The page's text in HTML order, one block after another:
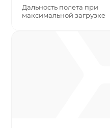
Дальность полета при
максимальной загрузке